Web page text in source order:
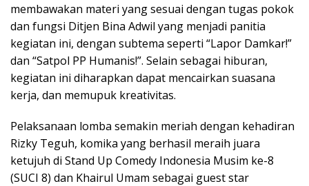
membawakan materi yang sesuai dengan tugas pokok
dan fungsi Ditjen Bina Adwil yang menjadi panitia
kegiatan ini, dengan subtema seperti “Lapor Damkar!”
dan “Satpol PP Humanis!”. Selain sebagai hiburan,
kegiatan ini diharapkan dapat mencairkan suasana
kerja, dan memupuk kreativitas.
Pelaksanaan lomba semakin meriah dengan kehadiran
Rizky Teguh, komika yang berhasil meraih juara
ketujuh di Stand Up Comedy Indonesia Musim ke-8
(SUCI 8) dan Khairul Umam sebagai guest star